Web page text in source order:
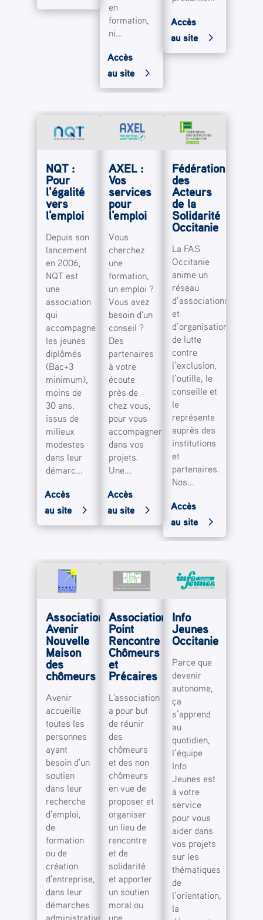
en
formation,
ni...
Accès
au site
Accès
au site
NQT :
Pour
l'égalité
vers
l'emploi
Depuis son
lancement
en 2006,
NQT est
une
association
qui
accompagne
les jeunes
diplômés
(Bac+3
minimum),
moins de
30 ans,
issus de
milieux
modestes
dans leur
démarc...
Accès
au site
AXEL :
Vos
services
pour
l'emploi
Vous
cherchez
une
formation,
un emploi ?
Vous avez
besoin d'un
conseil ?
Des
partenaires
à votre
écoute
près de
chez vous,
pour vous
accompagner
dans vos
projets.
Une...
Accès
au site
Fédération
des
Acteurs
de la
Solidarité
Occitanie
La FAS
Occitanie
anime un
réseau
d’associations
et
d’organisations
de lutte
contre
l’exclusion,
l’outille, le
conseille et
le
représente
auprès des
institutions
et
partenaires.
Nos...
Accès
au site
Association
Avenir
Nouvelle
Maison
des
chômeurs
Avenir
accueille
toutes les
personnes
ayant
besoin d'un
soutien
dans leur
recherche
d'emploi,
de
formation
ou de
création
d'entreprise,
dans leur
démarches
administratives
Association
Point
Rencontre
Chômeurs
et
Précaires
L'association
a pour but
de réunir
des
chômeurs
et des non
chômeurs
en vue de
proposer et
organiser
un lieu de
rencontre
et de
solidarité
et apporter
un soutien
moral ou
une...
Info
Jeunes
Occitanie
Parce que
devenir
autonome,
ça
s’apprend
au
quotidien,
l’équipe
Info
Jeunes est
à votre
service
pour vous
aider dans
vos projets
sur les
thématiques
de
l’orientation,
la